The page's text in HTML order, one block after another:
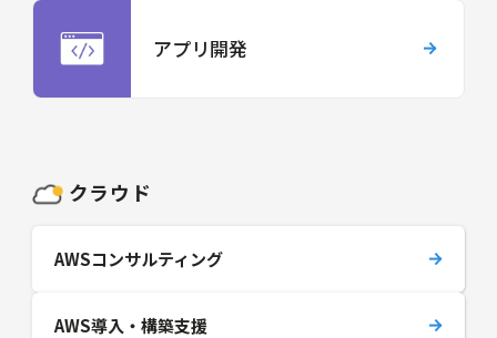
アプリ開発
クラウド
AWSコンサルティング
AWS導入・構築支援